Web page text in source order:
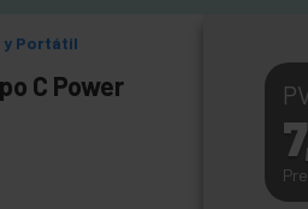
y Portátil
C Power